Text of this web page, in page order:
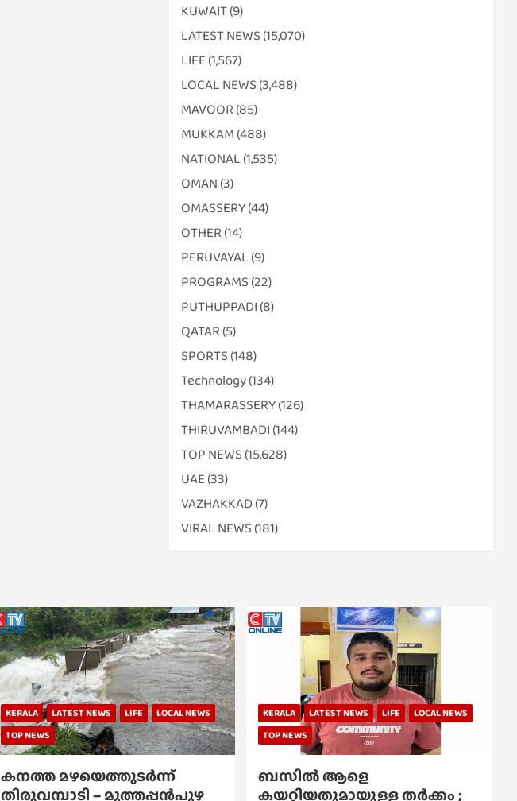
KUWAIT(9)
LATEST NEWS (15,070)
LIFE (1,567)
LOCAL NEWS (3,488)
MAVOOR (85)
MUKKAM (488)
NATIONAL (1,535)
OMAN (3)
OMASSERY(44)
OTHER (14)
PERUVAYAL (9)
PROGRAMS (22)
PUTHUPPADI (8)
QATAR (5)
SPORTS (148)
Technology(134)
THAMARASSERY(126)
THIRUVAMBADI (144)
TOP NEWS (15,628)
UAE (33)
VAZHAKKAD(7)
VIRAL NEWS (181)
KERALA LATEST NEWS LIFE
LOCAL NEWS
TOP NEWS
കനത്ത മഴയെത്തുടർന്ന്
തിരുവമ്പാടി – മുത്തപ്പൻപുഴ
KERALA LATEST NEWS LIFE
LOCAL NEWS
TOP NEWS
ബസിൽ ആളെ
കയറ്റിയതുമായുള്ള തർക്കം ;